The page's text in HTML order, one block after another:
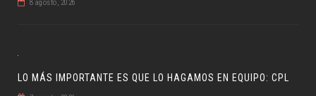
8 agosto, 2026
LO MÁS IMPORTANTE ES QUE LO HAGAMOS EN EQUIPO: CPL